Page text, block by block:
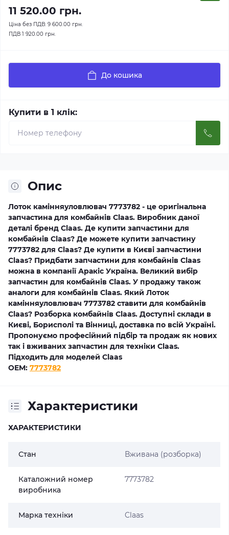
11 520.00 грн.
Ціна без ПДВ: 9 600.00 грн.
ПДВ 1 920.00 грн.
До кошика
Купити в 1 клік:
Опис
Лоток камінняуловлювач 7773782 - це оригінальна
запчастина для комбайнів Claas. Виробник даної
деталі бренд Claas. Де купити запчастини для
комбайнів Claas? Де можете купити запчастину
7773782 для Claas? Де купити в Києві запчастини
Claas? Придбати запчастини для комбайнів Claas
можна в компанії Аракіс Україна. Великий вибір
запчастин для комбайнів Claas. У продажу також
аналоги для комбайнів Claas. Який Лоток
камінняуловлювач 7773782 ставити для комбайнів
Claas? Розборка комбайнів Claas. Доступні склади в
Києві, Борисполі та Вінниці, доставка по всій Україні.
Пропонуємо професійний підбір та продаж як нових
так і вживаних запчастин для техніки Claas.
Підходить для моделей Claas
OEM: 7773782
Характеристики
ХАРАКТЕРИСТИКИ
Стан Вживана (розборка)
Каталожний номер
виробника
7773782
Марка техніки Claas